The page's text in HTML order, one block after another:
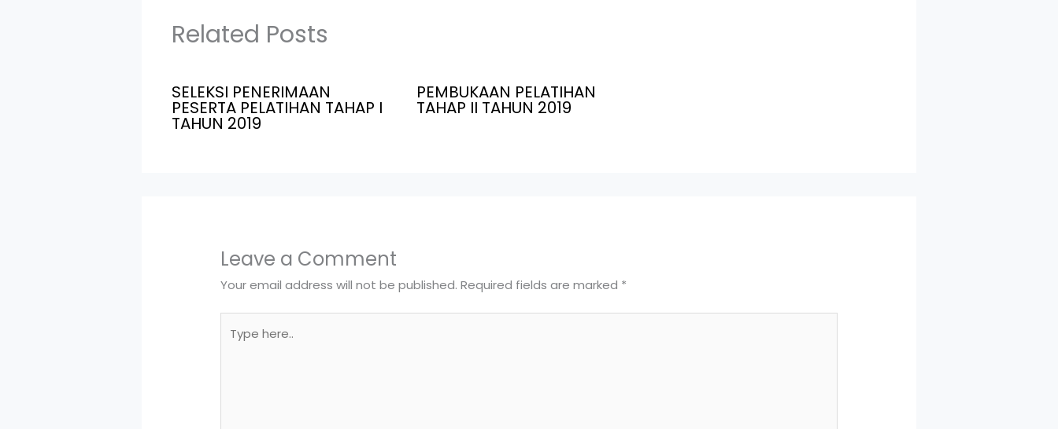
Related Posts
SELEKSI PENERIMAAN
PESERTA PELATIHAN TAHAP I
TAHUN 2019
PEMBUKAAN PELATIHAN
TAHAP II TAHUN 2019
Leave a Comment
Your email address will not be published. Required fields are marked *
here..